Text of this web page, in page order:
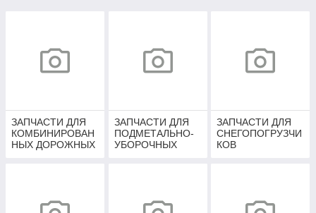
ЗАПЧАСТИ ДЛЯ
КОМБИНИРОВАН
НЫХ ДОРОЖНЫХ
ЗАПЧАСТИ ДЛЯ
ПОДМЕТАЛЬНО-
УБОРОЧНЫХ
ЗАПЧАСТИ ДЛЯ
СНЕГОПОГРУЗЧИ
КОВ